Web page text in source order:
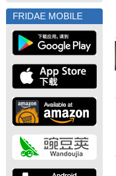
FRIDAE MOBILE